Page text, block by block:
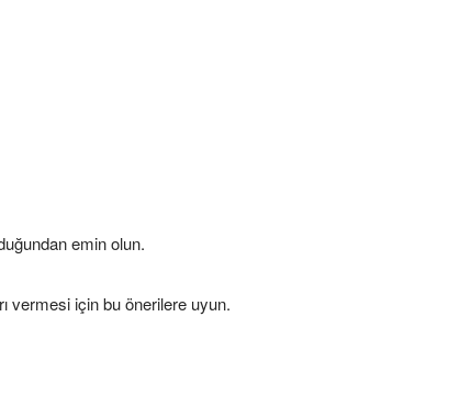
emin olun.
vermesi için bu önerilere uyun.